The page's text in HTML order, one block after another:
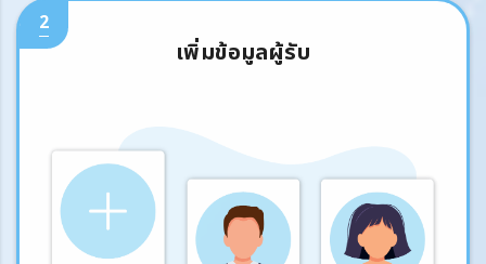
2
เพิ่มข้อมูลผู้รับ